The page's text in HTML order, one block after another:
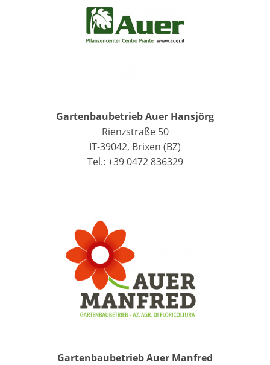
Gartenbaubetrieb Auer Hansjörg
Rienzstraße 50
IT-39042, Brixen (BZ)
Tel.: +39 0472 836329
Gartenbaubetrieb Auer Manfred